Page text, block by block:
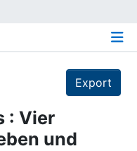
Export
: Vier
und